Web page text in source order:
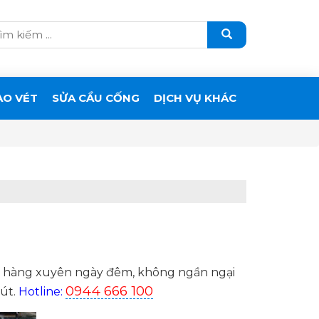
VÉT SỬA CẦU CỐNG DỊCH VỤ KHÁC
xuyên ngày đêm, không ngần ngại
Hotline: 0944 666 100